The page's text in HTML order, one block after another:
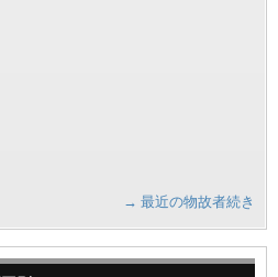
→ 最近の物故者続き